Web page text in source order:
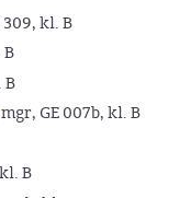
309, kl. B
B
B
GE 007b, kl. B
B